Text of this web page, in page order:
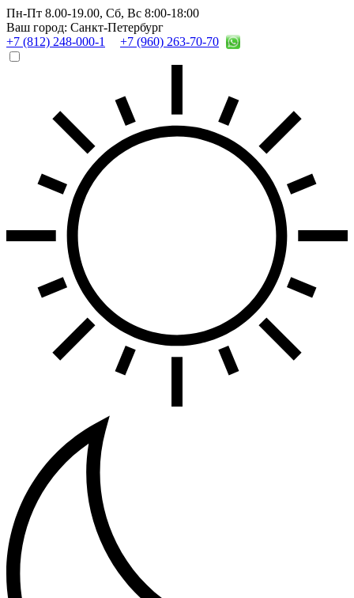
Пн-Пт 8.00-19.00, Сб, Вс 8:00-18:00
Ваш город: Санкт-Петербург
+7 (812) 248-000-1
+7 (960) 263-70-70